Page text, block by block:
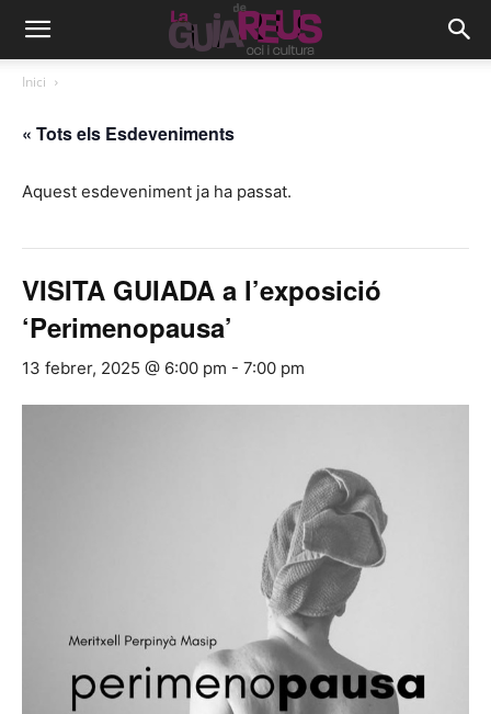
Inici
« Tots els Esdeveniments
Aquest esdeveniment ja ha passat.
VISITA GUIADA a l’exposició
‘Perimenopausa’
13 febrer, 2025 @ 6:00 pm - 7:00 pm